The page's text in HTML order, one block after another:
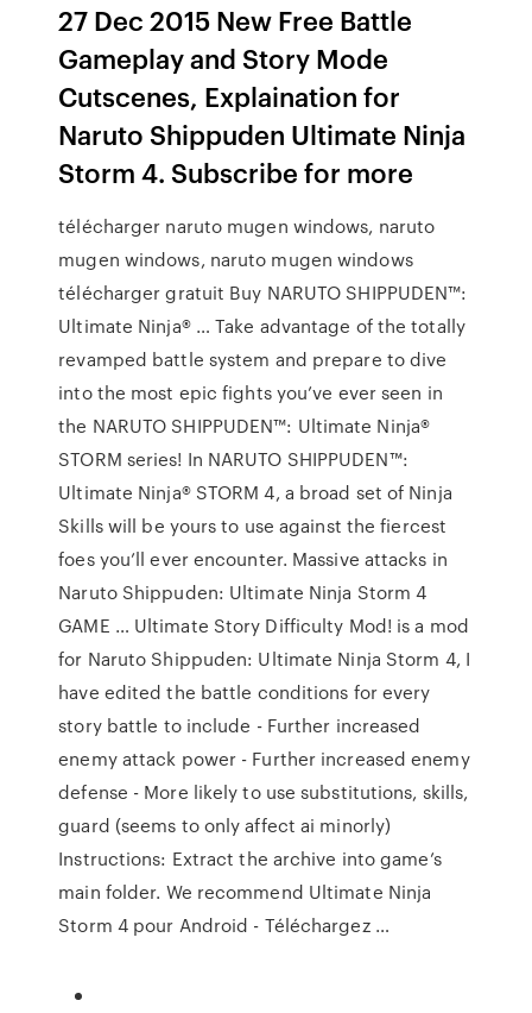
27 Dec 2015 New Free Battle
Gameplay and Story Mode
Cutscenes, Explaination for
Naruto Shippuden Ultimate Ninja
Storm 4. Subscribe for more
télécharger naruto mugen windows, naruto
mugen windows, naruto mugen windows
télécharger gratuit Buy NARUTO SHIPPUDEN™:
Ultimate Ninja® … Take advantage of the totally
revamped battle system and prepare to dive
into the most epic fights you’ve ever seen in
the NARUTO SHIPPUDEN™: Ultimate Ninja®
STORM series! In NARUTO SHIPPUDEN™:
Ultimate Ninja® STORM 4, a broad set of Ninja
Skills will be yours to use against the fiercest
foes you’ll ever encounter. Massive attacks in
Naruto Shippuden: Ultimate Ninja Storm 4
GAME … Ultimate Story Difficulty Mod! is a mod
for Naruto Shippuden: Ultimate Ninja Storm 4, I
have edited the battle conditions for every
story battle to include - Further increased
enemy attack power - Further increased enemy
defense - More likely to use substitutions, skills,
guard (seems to only affect ai minorly)
Instructions: Extract the archive into game’s
main folder. We recommend Ultimate Ninja
Storm 4 pour Android - Téléchargez …